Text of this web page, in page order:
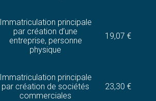
Immatriculation principale
par création d’une
entreprise, personne
physique
19,07 €
Immatriculation principale
par création de sociétés
commerciales
23,30 €